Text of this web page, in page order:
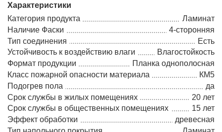
Характеристики
Категория продукта
Ламинат
Наличие Фаски
4-сторонняя
Тип соединения
Есть
Устойчивость к воздействию влаги
Влагостойкость
Формат продукции
Планка однополосная
Класс пожарной опасности материала
КМ5
Подогрев пола
да
Срок службы в жилых помещениях
20 лет
Срок службы в общественных помещениях
15 лет
Эффект обработки
древесная